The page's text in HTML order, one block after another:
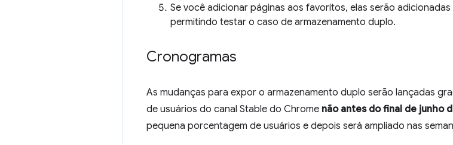
Se você adicionar páginas aos favoritos, elas serão
permitindo testar o caso de armazenamento duplo.
Cronogramas
As mudanças para expor o armazenamento duplo serão lançadas
de usuários do canal Stable do Chrome não antes do final de junho
pequena porcentagem de usuários e depois será ampliado nas